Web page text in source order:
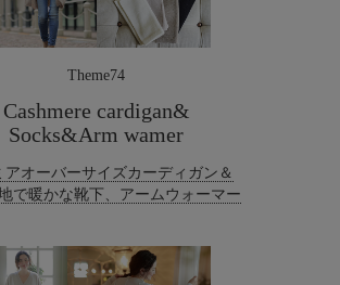
Theme74
Cashmere cardigan&
Socks&Arm wamer
アオーバーサイズカーディガン＆
で暖かな靴下、アームウォーマー